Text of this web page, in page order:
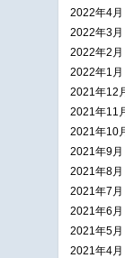
2022年4月
2022年3月
2022年2月
2022年1月
2021年12
2021年11
2021年10
2021年9月
2021年8月
2021年7月
2021年6月
2021年5月
2021年4月